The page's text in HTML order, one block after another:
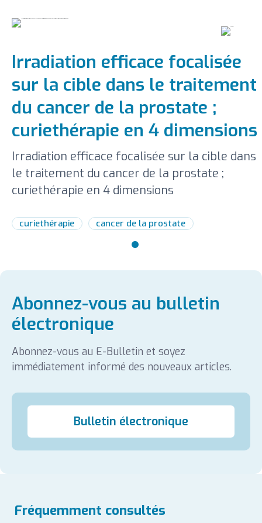
Irradiation efficace focalisée
sur la cible dans le traitement
du cancer de la prostate ;
curiethérapie en 4 dimensions
Irradiation efficace focalisée sur la cible dans
le traitement du cancer de la prostate ;
curiethérapie en 4 dimensions
curiethérapie cancer de la prostate
Abonnez-vous au bulletin
électronique
Abonnez-vous au E-Bulletin et soyez
immédiatement informé des nouveaux articles.
Bulletin électronique
Fréquemment consultés